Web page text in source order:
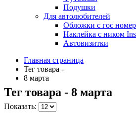
Подушки
Для автолюбителей
Обложки с гос
Наклейка с ником
Автовизитки
Главная страница
Тег товара -
8 марта
Тег товара - 8 марта
Показать: